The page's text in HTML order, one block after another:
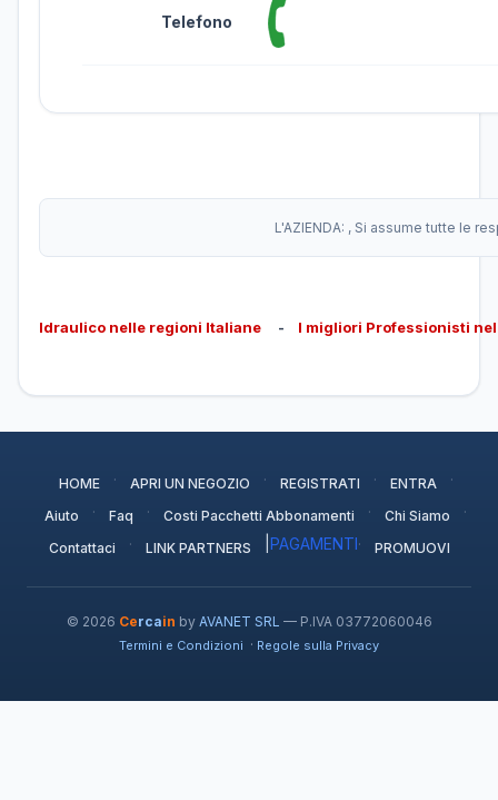
Telefono
L'AZIENDA: , Si assume tutte le
Idraulico nelle regioni Italiane - I migliori Professionisti
HOME · APRI UN NEGOZIO · REGISTRATI · ENTRA ·
Aiuto · Faq · Costi Pacchetti Abbonamenti · Chi Siamo ·
Contattaci · LINK PARTNERS PAGAMENTI· PROMUOVI
© 2026 Cercain by AVANET SRL — P.IVA 03772060046
Termini e Condizioni · Regole sulla Privacy